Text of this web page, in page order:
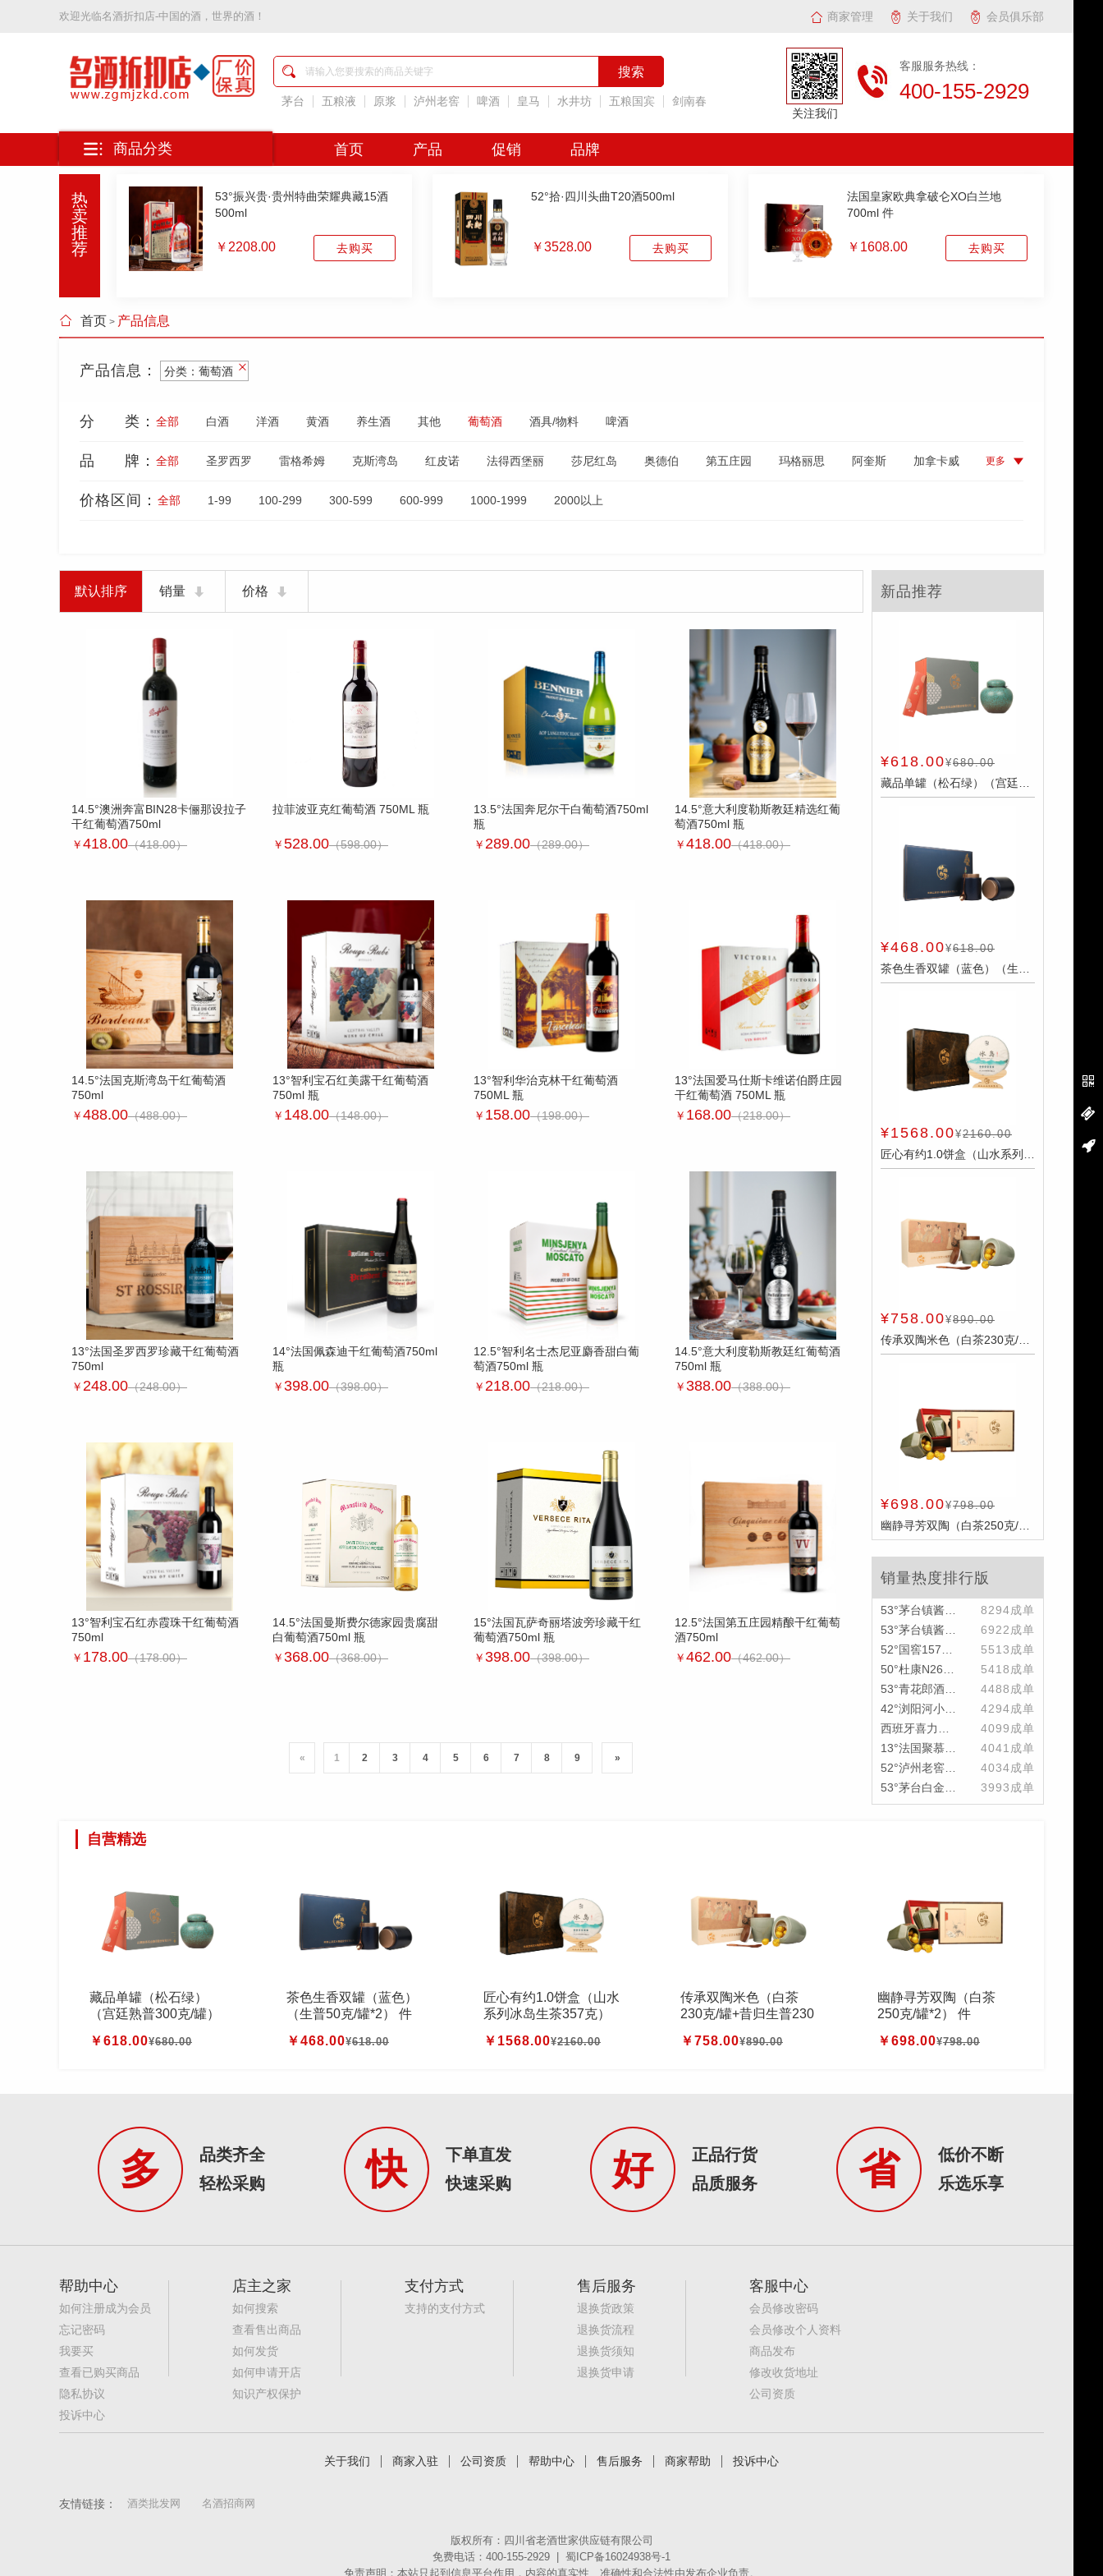
欢迎光临名酒折扣店-中国的酒，世界的酒！ 商家管理 关于我们 会员俱乐部
酒，
客服服务热线：
400-155-2929
关注我们
茅台 五粮液 原浆 泸州老窖 啤酒 皇马 水井坊 五粮国宾 剑南春
首页 产品 促销 品牌
商品分类
热
卖
推
荐
53°振兴贵·贵州特曲荣耀典藏15酒
500ml
￥2208.00 去购买
52°拾·四川头曲T20酒500ml
￥3528.00 去购买
法国皇家欧典拿破仑XO白兰地
700ml 件
￥1608.00 去购买
首页 > 产品信息
产品信息： 分类：葡萄酒
分 类： 全部 白酒 洋酒 黄酒 养生酒 其他 葡萄酒 酒具/物料 啤酒
品 牌： 更多
全部 圣罗西罗 雷格希姆 克斯湾岛 红皮诺 法得西堡丽 莎尼红岛 奥德伯 第五庄园 玛格丽思 阿奎斯 加拿卡威
月桂女神
价格区间： 全部 1-99 100-299 300-599 600-999 1000-1999 2000以上
默认排序 销量 价格
14.5°澳洲奔富BIN28卡俪那设拉子
干红葡萄酒750ml
￥418.00（418.00）
拉菲波亚克红葡萄酒 750ML 瓶
￥528.00（598.00）
13.5°法国奔尼尔干白葡萄酒750ml
瓶
￥ 289.00（289.00）
14.5°意大利度勒斯教廷精选红葡
萄酒750ml 瓶
￥418.00（418.00）
14.5°法国克斯湾岛干红葡萄酒
750ml
￥488.00（488.00）
13°智利宝石红美露干红葡萄酒
750ml 瓶
￥ 148.00（148.00）
13°智利华治克林干红葡萄酒
750ML 瓶
￥ 158.00（198.00）
13°法国爱马仕斯卡维诺伯爵庄园
干红葡萄酒 750ML 瓶
￥ 168.00（218.00）
13°法国圣罗西罗珍藏干红葡萄酒
750ml
￥ 248.00（248.00）
14°法国佩森迪干红葡萄酒750ml
瓶
￥ 398.00（398.00）
12.5°智利名士杰尼亚麝香甜白葡
萄酒750ml 瓶
￥ 218.00（218.00）
14.5°意大利度勒斯教廷红葡萄酒
750ml 瓶
￥ 388.00（388.00）
13°智利宝石红赤霞珠干红葡萄酒
750ml
￥ 178.00（178.00）
14.5°法国曼斯费尔德家园贵腐甜
白葡萄酒750ml 瓶
￥ 368.00（368.00）
15°法国瓦萨奇丽塔波旁珍藏干红
葡萄酒750ml 瓶
￥ 398.00（398.00）
12.5°法国第五庄园精酿干红葡萄
酒750ml
￥462.00（462.00）
« 1 2 3 4 5 6 7 8 9 »
新品推荐
¥618.00¥680.00
¥468.00¥618.00
¥1568.00¥2160.00
¥758.00¥890.00
¥698.00¥798.00
销量热度排行版
8294成单
6922成单
5513成单
5418成单
4488成单
4294成单
4099成单
4041成单
4034成单
3993成单
自营精选
藏品单罐（松石绿）
（宫廷熟普300克/罐）
￥618.00¥680.00
茶色生香双罐（蓝色）
（生普50克/罐*2） 件
￥468.00¥618.00
匠心有约1.0饼盒（山水
系列冰岛生茶357克）
￥1568.00¥2160.00
传承双陶米色（白茶
230克/罐+昔归生普230
￥758.00¥890.00
幽静寻芳双陶（白茶
250克/罐*2） 件
￥698.00¥798.00
多
品类齐全
轻松采购
快
下单直发
快速采购
好
正品行货
品质服务
省
低价不断
乐选乐享
帮助中心
如何注册成为会员
忘记密码
我要买
查看已购买商品
隐私协议
投诉中心
店主之家
如何搜索
查看售出商品
如何发货
如何申请开店
知识产权保护
支付方式
支持的支付方式
售后服务
退换货政策
退换货流程
退换货须知
退换货申请
客服中心
会员修改密码
会员修改个人资料
商品发布
修改收货地址
公司资质
关于我们 商家入驻 公司资质 帮助中心 售后服务 商家帮助 投诉中心
友情链接： 酒类批发网 名酒招商网
版权所有：四川省老酒世家供应链有限公司
免费电话：400-155-2929 | 蜀ICP备16024938号-1
免责声明：本站只起到信息平台作用，内容的真实性、准确性和合法性由发布企业负责。